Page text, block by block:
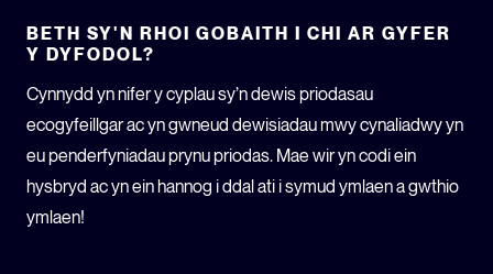
BETH SY'N RHOI GOBAITH I CHI AR GYFER
Y DYFODOL?
Cynnydd yn nifer y cyplau sy’n dewis priodasau
ecogyfeillgar ac yn gwneud dewisiadau mwy cynaliadwy yn
eu penderfyniadau prynu priodas. Mae wir yn codi ein
hysbryd ac yn ein hannog i ddal ati i symud ymlaen a gwthio
ymlaen!